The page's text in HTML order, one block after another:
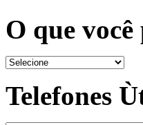
O que você
Telefones